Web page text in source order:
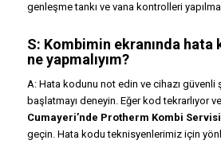
genleşme tankı ve vana kontrolleri
S: Kombimin ekranında hata
ne yapmalıyım?
A: Hata kodunu not edin ve cihazı güvenli
başlatmayı deneyin. Eğer kod tekrarlıyor
Cumayeri’nde Protherm Kombi Servisi
geçin. Hata kodu teknisyenlerimiz için